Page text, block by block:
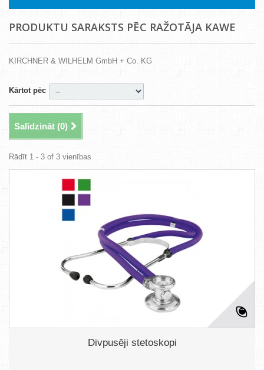
PRODUKTU SARAKSTS PĒC RAŽOTĀJA KAWE
KIRCHNER & WILHELM GmbH + Co. KG
Kārtot pēc
Salīdzināt (0)
Rādīt 1 - 3 of 3 vienības
Divpusēji stetoskopi